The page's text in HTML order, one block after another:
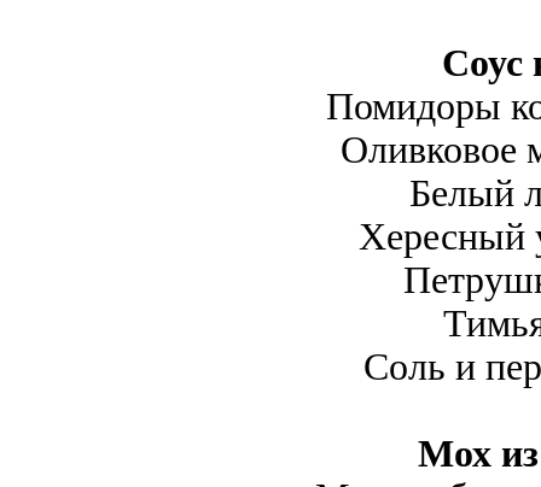
Соус
Помидоры
Оливковое
Белый
Хересный
Соль и
Мох